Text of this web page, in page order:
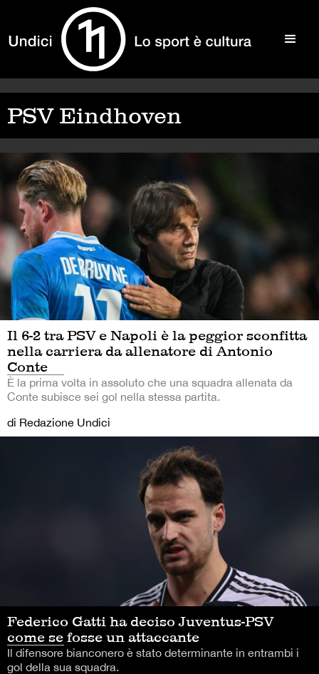
PSV Eindhoven
Il 6-2 tra PSV e Napoli è la peggior sconfitta
nella carriera da allenatore di Antonio
Conte
È la prima volta in assoluto che una squadra allenata da
Conte subisce sei gol nella stessa partita.
di Redazione Undici
Federico Gatti ha deciso Juventus-PSV
come se fosse un attaccante
Il difensore bianconero è stato determinante in entrambi i
gol della sua squadra.